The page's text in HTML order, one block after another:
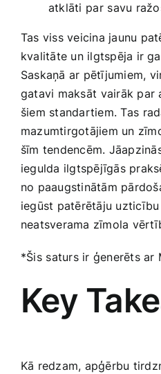
atklāti ⁢par ⁢savu
Tas viss veicina jaunu
kvalitāte un ilgtspēja ir
Saskaņā ar pētījumiem,
gatavi maksāt⁢ vairāk par
šiem standartiem. Tas⁢
mazumtirgotājiem un
šīm tendencēm.
iegulda ilgtspējīgās
no paaugstinātām
iegūst patērētāju
neatsverama zīmola
*Šis ⁣saturs ir ģenerēts ​ar
Key
Kā redzam, apģērbu